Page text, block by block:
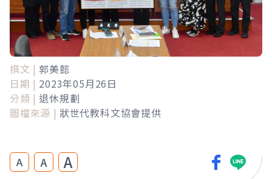
撰文 | 郭美懿
日期 | 2023年05月26日
分類 | 退休規劃
圖檔來源 | 狀世代教科文協會提供
A A A